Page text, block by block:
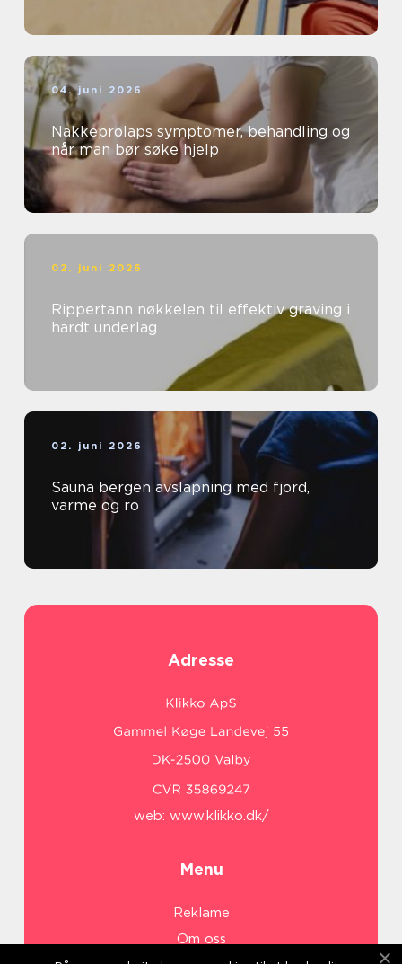
04. juni 2026
Nakkeprolaps symptomer, behandling og
når man bør søke hjelp
02. juni 2026
Rippertann nøkkelen til effektiv graving i
hardt underlag
02. juni 2026
Sauna bergen avslapning med fjord,
varme og ro
Adresse
web: www.klikko.dk/
Menu
Reklame
Om oss